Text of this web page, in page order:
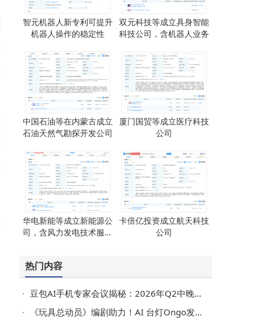
智元机器人新专利可提升
机器人操作的稳定性
双元科技等成立具身智能
科技公司，含机器人业务
中国石油等在内蒙古成立
石油天然气勘探开发公司
厦门国贸等成立医疗科技
公司
华电新能等成立新能源公
司，含风力发电技术服务
卡倍亿投资成立航天科技
公司
热门内容
豆包AI手机专家会议揭秘：2026年Q2中晚期量产机型将亮相
《玩具总动员》编剧助力！AI 台灯Ongo发布 能情感交互还护隐私